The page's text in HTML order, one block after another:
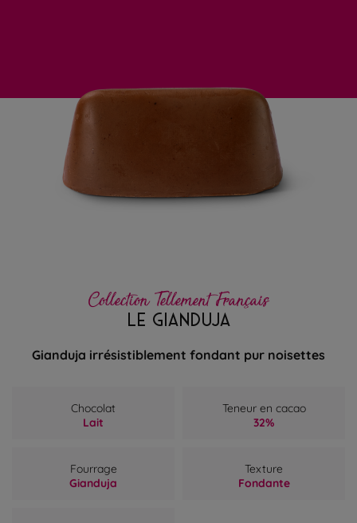
Collection Tellement Français
LE GIANDUJA
Gianduja irrésistiblement fondant pur noisettes
Chocolat
Lait
Teneur en cacao
32%
Fourrage
Gianduja
Texture
Fondante